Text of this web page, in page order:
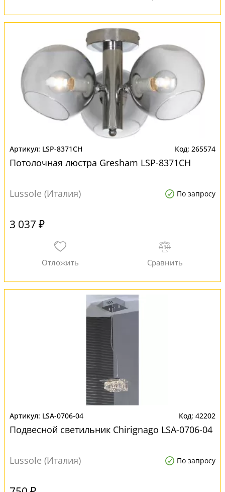
LSP-8371CH 265574
Потолочная люстра Gresham LSP-8371CH
Lussole (Италия) По запросу
3 037 ₽
LSA-0706-04 42202
Подвесной светильник Chirignago LSA-0706-04
Lussole (Италия) По запросу